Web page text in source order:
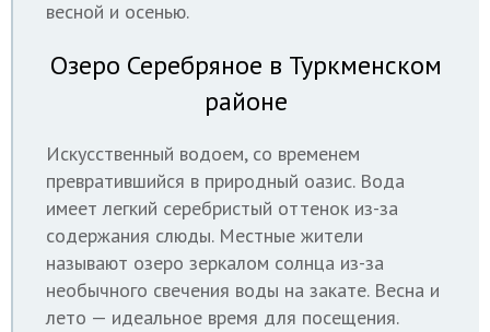
весной и осенью.
Озеро Серебряное в Туркменском
районе
Искусственный водоем, со временем
превратившийся в природный оазис. Вода
имеет легкий серебристый оттенок из-за
содержания слюды. Местные жители
называют озеро зеркалом солнца из-за
необычного свечения воды на закате. Весна и
лето — идеальное время для посещения.